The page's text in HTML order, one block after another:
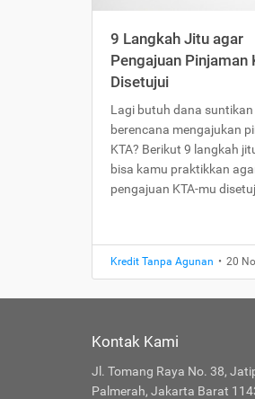
9 Langkah Jitu agar
Pengajuan Pinjaman
Disetujui
Lagi butuh dana suntikan
berencana mengajukan
KTA? Berikut 9 langkah
bisa kamu praktikkan
pengajuan KTA-mu
Kredit Tanpa Agunan • 20
Kontak Kami
Jl. Tomang Raya No. 38,
Palmerah, Jakarta Barat